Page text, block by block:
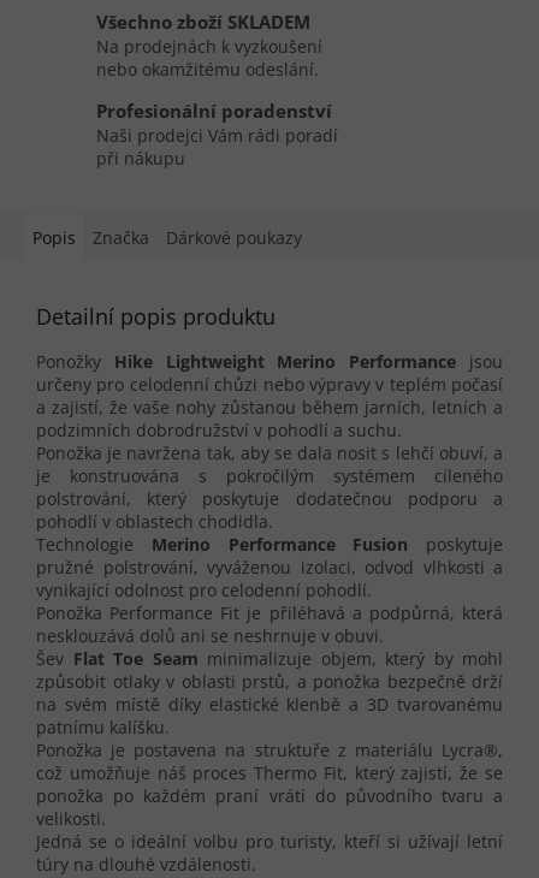
Všechno zboží SKLADEM
Na prodejnách k vyzkoušení
nebo okamžitému odeslání.
Profesionální poradenství
Naši prodejci Vám rádi poradí
při nákupu
Popis Značka Dárkové poukazy
Detailní popis produktu
Ponožky Hike Lightweight Merino Performance jsou
určeny pro celodenní chůzi nebo výpravy v teplém počasí
a zajistí, že vaše nohy zůstanou během jarních, letních a
podzimních dobrodružství v pohodlí a suchu.
Ponožka je navržena tak, aby se dala nosit s lehčí obuví, a
je konstruována s pokročilým systémem cíleného
polstrování, který poskytuje dodatečnou podporu a
pohodlí v oblastech chodidla.
Technologie Merino Performance Fusion poskytuje
pružné polstrování, vyváženou izolaci, odvod vlhkosti a
vynikající odolnost pro celodenní pohodlí.
Ponožka Performance Fit je přiléhavá a podpůrná, která
nesklouzává dolů ani se neshrnuje v obuvi.
Šev Flat Toe Seam minimalizuje objem, který by mohl
způsobit otlaky v oblasti prstů, a ponožka bezpečně drží
na svém místě díky elastické klenbě a 3D tvarovanému
patnímu kalíšku.
Ponožka je postavena na struktuře z materiálu Lycra®,
což umožňuje náš proces Thermo Fit, který zajistí, že se
ponožka po každém praní vrátí do původního tvaru a
velikosti.
Jedná se o ideální volbu pro turisty, kteří si užívají letní
túry na dlouhé vzdálenosti.